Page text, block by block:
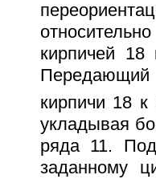
кирпичей 18
кирпичи 18 к
укладывая
ряда 11.
заданному